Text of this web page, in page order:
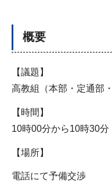
概要
【議題】
高教組（本部・定通部
【時間】
10時00分から10時30分
【場所】
電話にて予備交渉